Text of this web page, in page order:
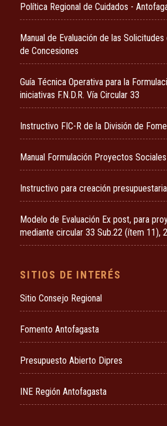
Política Regional de Cuidados -
Manual de Evaluación de las
de Concesiones
Guía Técnica Operativa para la
iniciativas F.N.D.R. Vía Circular 33
Instructivo FIC-R de la División de
Manual Formulación Proyectos
Instructivo para creación
Modelo de Evaluación Ex post, para
mediante circular 33 Sub.22 (ítem 11),
SITIOS DE INTERÉS
Sitio Consejo Regional
Fomento Antofagasta
Presupuesto Abierto Dipres
INE Región Antofagasta